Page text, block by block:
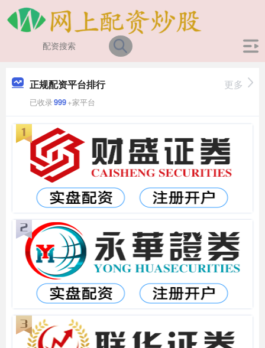
正规配资平台排行
已收录999+家平台
更多